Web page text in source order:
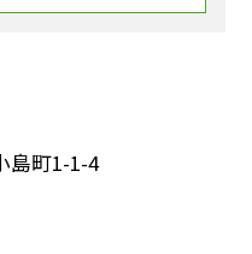
島町1-1-4